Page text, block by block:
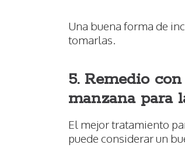
Una buena forma de
tomarlas.
5. Remedio
manzana para
El mejor tratamiento
puede considerar un